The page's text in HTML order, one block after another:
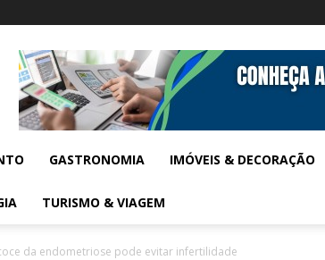
GASTRONOMIA IMÓVEIS & DECORAÇÃO
TURISMO & VIAGEM
da endometriose pode evitar infertilidade